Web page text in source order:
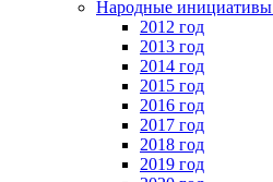
Народные инициативы
2012 год
2013 год
2014 год
2015 год
2016 год
2017 год
2018 год
2019 год